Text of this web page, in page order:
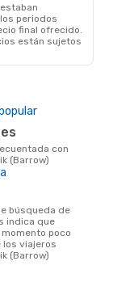
periodos
final ofrecido.
están sujetos
(Barrow)
indica que
poco
los viajeros
(Barrow)